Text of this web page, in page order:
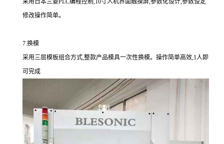
采用日本三菱PLC编程控制,10寸人机界面触摸屏,参数化设计,参数设定
修改操作简单。
7.换模
采用三层模板组合方式,整款产品模具一次性换模。操作简单高效,1人即
可完成